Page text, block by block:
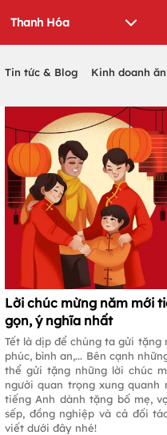
Tin tức & Blog Kinh doanh
Lời chúc mừng năm mới
gọn, ý nghĩa nhất
Tết là dịp để chúng ta gửi tặng
phúc, bình an,... Bên cạnh
thể gửi tặng những lời chúc
người quan trọng xung quanh
tiếng Anh dành tặng bố mẹ,
sếp, đồng nghiệp và cả đối
viết dưới đây nhé!